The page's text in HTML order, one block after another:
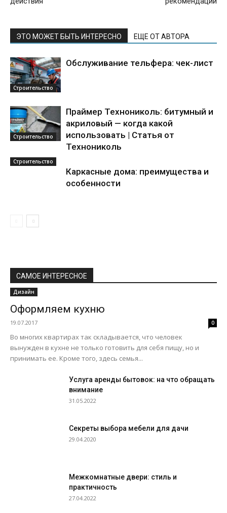
ЭТО МОЖЕТ БЫТЬ ИНТЕРЕСНО ЕЩЕ ОТ АВТОРА
Строительство
Обслуживание тельфера: чек-лист
Строительство
Праймер Технониколь: битумный и
акриловый — когда какой
использовать | Статья от
Технониколь
Строительство
Каркасные дома: преимущества и
особенности
САМОЕ ИНТЕРЕСНОЕ
Дизайн
Оформляем кухню
19.07.2017 0
Во многих квартирах так складывается, что человек
вынужден в кухне не только готовить для себя пищу, но и
принимать ее. Кроме того, здесь семья...
Услуга аренды бытовок: на что обращать
внимание
31.05.2022
Секреты выбора мебели для дачи
29.04.2020
Межкомнатные двери: стиль и
практичность
27.04.2022